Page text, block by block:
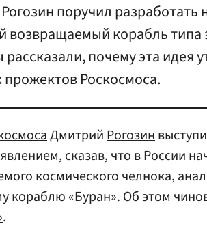
поручил
возвращаемый корабль типа
почему эта идея
прожектов Роскосмоса.
ДмитрийРогозин
сказав, что в России
космического челнока,
кораблю «Буран». Об этом
.